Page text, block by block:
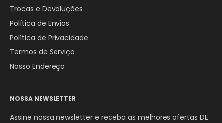
Trocas e Devoluções
Política de Envios
Política de Privacidade
Termos de Serviço
Nosso Endereço
NOSSA NEWSLETTER
Assine nossa newsletter e receba as melhores ofertas DE